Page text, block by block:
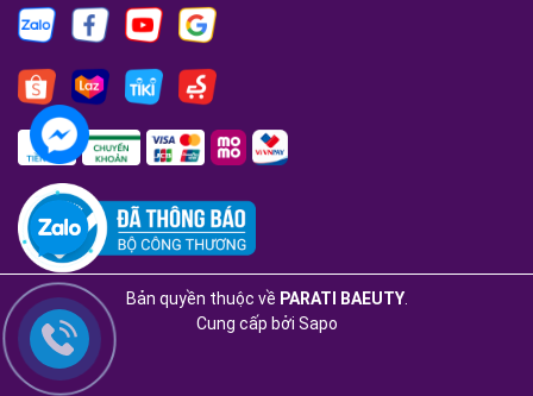
Bản quyền thuộc về PARATI BAEUTY.
Cung cấp bởi Sapo